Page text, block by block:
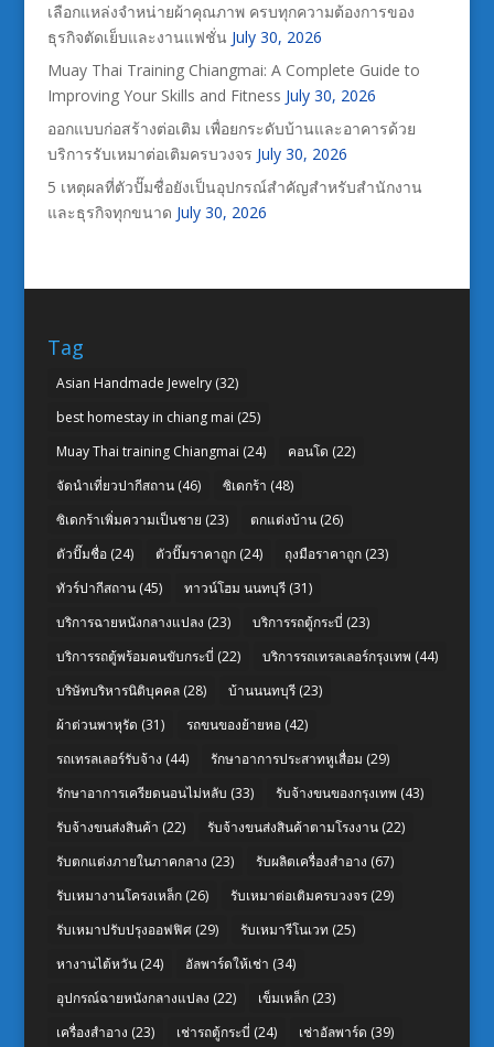
เลือกแหล่งจำหน่ายผ้าคุณภาพ ครบทุกความต้องการของ
ธุรกิจตัดเย็บและงานแฟชั่น July 30, 2026
Muay Thai Training Chiangmai: A Complete Guide to
Improving Your Skills and Fitness July 30, 2026
ออกแบบก่อสร้างต่อเติม เพื่อยกระดับบ้านและอาคารด้วย
บริการรับเหมาต่อเติมครบวงจร July 30, 2026
5 เหตุผลที่ตัวปั๊มชื่อยังเป็นอุปกรณ์สำคัญสำหรับสำนักงาน
และธุรกิจทุกขนาด July 30, 2026
Tag
Asian Handmade Jewelry(32)
best homestay in chiang mai (25)
Muay Thai training Chiangmai (24) คอนโด (22)
จัดนำเที่ยวปากีสถาน(46) ซิเดกร้า (48)
ซิเดกร้าเพิ่มความเป็นชาย (23) ตกแต่งบ้าน(26)
ตัวปั๊มชื่อ(24) ตัวปั๊มราคาถูก(24) ถุงมือราคาถูก(23)
ทัวร์ปากีสถาน(45) ทาวน์โฮม นนทบุรี(31)
บริการฉายหนังกลางแปลง (23) บริการรถตู้กระบี่ (23)
บริการรถตู้พร้อมคนขับกระบี่ (22) บริการรถเทรลเลอร์กรุงเทพ (44)
บริษัทบริหารนิติบุคคล(28) บ้านนนทบุรี(23)
ผ้าต่วนพาหุรัด (31) รถขนของย้ายหอ(42)
รถเทรลเลอร์รับจ้าง (44) รักษาอาการประสาทหูเสื่อม (29)
รักษาอาการเครียดนอนไม่หลับ (33) รับจ้างขนของกรุงเทพ (43)
รับจ้างขนส่งสินค้า (22) รับจ้างขนส่งสินค้าตามโรงงาน(22)
รับตกแต่งภายในภาคกลาง (23) รับผลิตเครื่องสำอาง (67)
รับเหมางานโครงเหล็ก(26) รับเหมาต่อเติมครบวงจร(29)
รับเหมาปรับปรุงออฟฟิศ(29) รับเหมารีโนเวท (25)
หางานไต้หวัน(24) อัลพาร์ดให้เช่า (34)
อุปกรณ์ฉายหนังกลางแปลง (22) เข็มเหล็ก(23)
เครื่องสำอาง (23) เช่ารถตู้กระบี่ (24) เช่าอัลพาร์ด (39)